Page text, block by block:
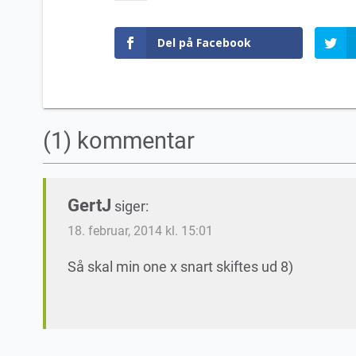
Del på Facebook
(1) kommentar
GertJ siger:
18. februar, 2014 kl. 15:01
Så skal min one x snart skiftes ud 8)